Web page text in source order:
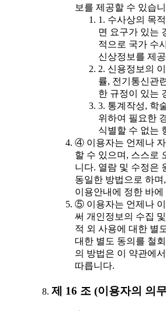
보를 제공할 수 있습
1. 수사상의 목
면 요구가 있는
적으로 국가 수
신상정보를 제
2. 신용정보의
률, 전기통신관
한 규정이 있는
3. 통계작성, 학
위하여 필요한
식별할 수 없는
④ 이용자는 언제나
할 수 있으며, 스스로
니다. 열람 및 수정은
동일한 방법으로 하
이용안내에 정한 바에
⑤ 이용자는 언제나
써 개인정보의 수집
적 외 사용에 대한 별
대한 별도 동의를 철
의 방법은 이 약관에
따릅니다.
제 16 조 (이용자의 의